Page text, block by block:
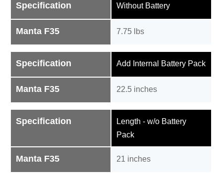
Specification
Manta F35
Without Battery
7.75 lbs
Specification
Manta F35
Add Internal Battery Pack
22.5 inches
Specification
Manta F35
Length - w/o Battery
Pack
21 inches